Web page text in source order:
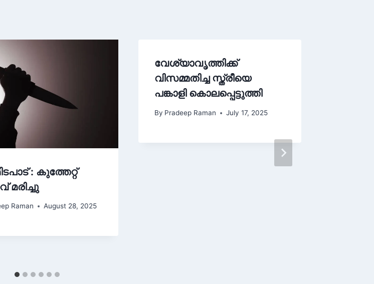
: കുത്തേറ്റ്
മരിച്ചു
Raman August 28, 2025
വേശ്യാവൃത്തിക്ക്
വിസമ്മതിച്ച സ്ത്രീയെ
പങ്കാളി കൊലപ്പെട്ടുത്തി
By Pradeep Raman July 17, 2025